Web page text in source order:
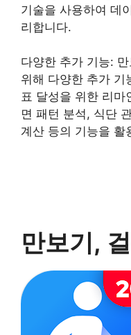
기술을 사용하여 데
리합니다.
다양한 추가 기능:
위해 다양한 추가 기
표 달성을 위한 리마
면 패턴 분석, 식단
계산 등의 기능을 활
만보기,